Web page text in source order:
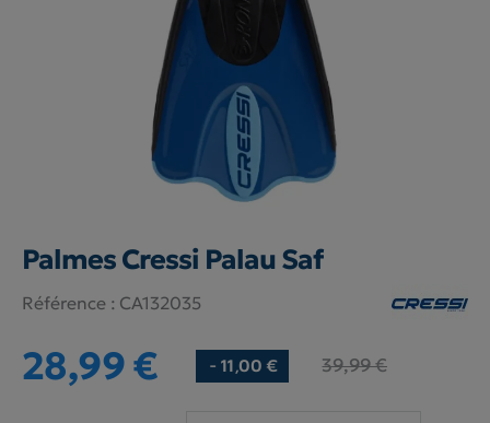
Palmes Cressi Palau Saf
Référence : CA132035
28,99 € - 11,00 € 39,99 €